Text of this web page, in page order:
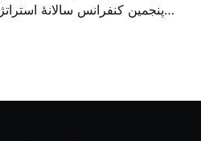
پنجمین کنفرانس سالانهٔ
متخصص از شرکت‌های جهانی